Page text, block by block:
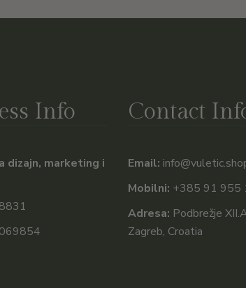
Info
dizajn, marketing i
Contact
Email:
Mobilni: +385 91 955
Adresa: Podbrežje
Zagreb, Croatia